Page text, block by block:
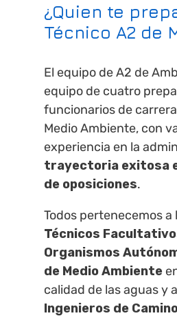
¿Quien te
Técnico A2 de
El equipo de A2 de
equipo de cuatro
funcionarios de
Medio Ambiente, con
experiencia en la
trayectoria exitosa
de oposiciones.
Todos pertenecemos a
Técnicos
Organismos
de Medio Ambiente
calidad de las aguas y
Ingenieros de